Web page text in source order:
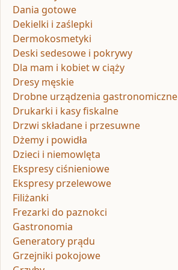
Dania gotowe
Dekielki i zaślepki
Dermokosmetyki
Deski sedesowe i pokrywy
Dla mam i kobiet w ciąży
Dresy męskie
Drobne urządzenia gastronomiczne
Drukarki i kasy fiskalne
Drzwi składane i przesuwne
Dżemy i powidła
Dzieci i niemowlęta
Ekspresy ciśnieniowe
Ekspresy przelewowe
Filiżanki
Frezarki do paznokci
Gastronomia
Generatory prądu
Grzejniki pokojowe